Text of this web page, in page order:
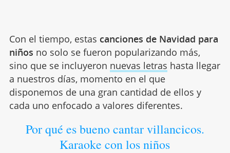
Con el tiempo, estas canciones de Navidad para
niños no solo se fueron popularizando más,
sino que se incluyeron nuevas letras hasta llegar
a nuestros días, momento en el que
disponemos de una gran cantidad de ellos y
cada uno enfocado a valores diferentes.
Por qué es bueno cantar villancicos.
Karaoke con los niños